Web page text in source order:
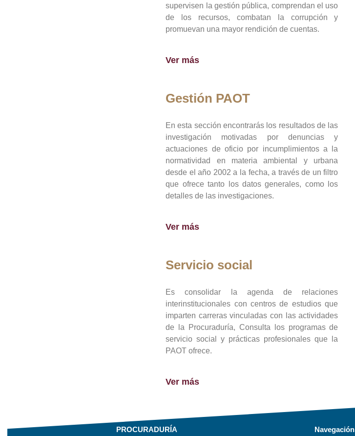
supervisen la gestión pública, comprendan el uso
de los recursos, combatan la corrupción y
promuevan una mayor rendición de cuentas.
Ver más
Gestión PAOT
En esta sección encontrarás los resultados de las
investigación motivadas por denuncias y
actuaciones de oficio por incumplimientos a la
normatividad en materia ambiental y urbana
desde el año 2002 a la fecha, a través de un filtro
que ofrece tanto los datos generales, como los
detalles de las investigaciones.
Ver más
Servicio social
Es consolidar la agenda de relaciones
interinstitucionales con centros de estudios que
imparten carreras vinculadas con las actividades
de la Procuraduría, Consulta los programas de
servicio social y prácticas profesionales que la
PAOT ofrece.
Ver más
PROCURADURÍA Navegación